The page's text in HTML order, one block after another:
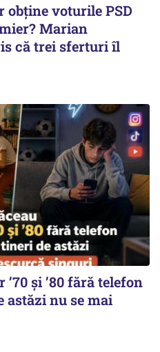
obține voturile PSD
Marian
că trei sferturi îl
și ’80 fără telefon
astăzi nu se mai